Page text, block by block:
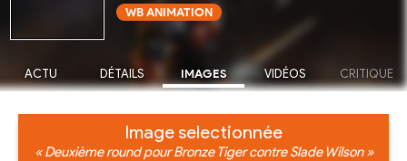
WB ANIMATION
ACTU DÉTAILS IMAGES VIDÉOS CRITIQUE
Image selectionnée
« Deuxième round pour Bronze Tiger contre Slade Wilson »